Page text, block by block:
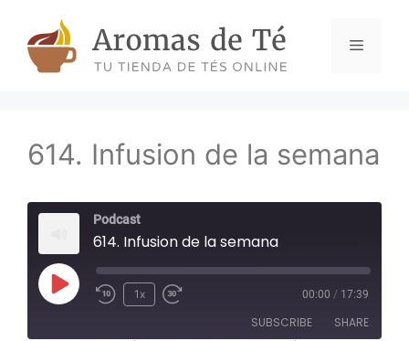
content
Menu
614. Infusion de la semana
Podcast
614. Infusion de la semana
Play
1x 00:00 / 17:39
SUBSCRIBE SHARE